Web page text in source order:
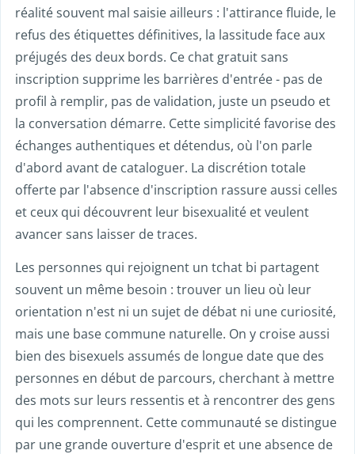
réalité souvent mal saisie ailleurs : l'attirance fluide, le
refus des étiquettes définitives, la lassitude face aux
préjugés des deux bords. Ce chat gratuit sans
inscription supprime les barrières d'entrée - pas de
profil à remplir, pas de validation, juste un pseudo et
la conversation démarre. Cette simplicité favorise des
échanges authentiques et détendus, où l'on parle
d'abord avant de cataloguer. La discrétion totale
offerte par l'absence d'inscription rassure aussi celles
et ceux qui découvrent leur bisexualité et veulent
avancer sans laisser de traces.
Les personnes qui rejoignent un tchat bi partagent
souvent un même besoin : trouver un lieu où leur
orientation n'est ni un sujet de débat ni une curiosité,
mais une base commune naturelle. On y croise aussi
bien des bisexuels assumés de longue date que des
personnes en début de parcours, cherchant à mettre
des mots sur leurs ressentis et à rencontrer des gens
qui les comprennent. Cette communauté se distingue
par une grande ouverture d'esprit et une absence de